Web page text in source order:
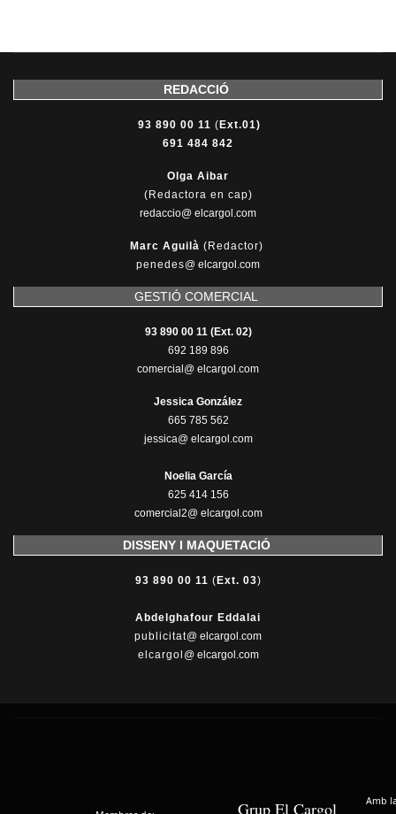
REDACCIÓ
93 890 00 11 ( Ext.01)
691 484 842
Olga Aibar
(Redactora en cap)
redaccio@ elcargol.com
Marc Aguilà (Redactor)
penedes@ elcargol.com
GESTIÓ COMERCIAL
93 890 00 11 (Ext. 02)
692 189 896
comercial@ elcargol.com
Jessica González
665 785 562
jessica@ elcargol.com
Noelia García
625 414 156
comercial2@ elcargol.com
DISSENY I MAQUETACIÓ
93 890 00 11 ( Ext. 03)
Abdelghafour Eddalai
publicitat@ elcargol.com
elcargol @ elcargol.com
Grup El Cargol Amb